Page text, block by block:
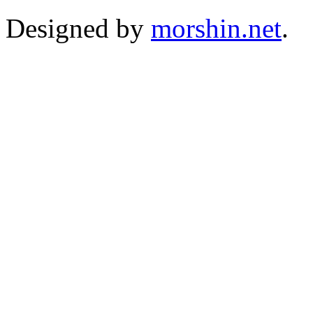
Designed by morshin.net.